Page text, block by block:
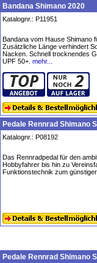
Bandana Shimano 2020
Katalognr.: P11951
Bandana vom Hause Shimano
Zusätzliche Länge verhindert
Nacken. Schnell trocknendes
UPF 50+. mehr...
Pedale Rennrad Shimano
Katalognr.: P08192
Das Rennradpedal für den
Hobbyfahrer bis hin zu
Funktionstechnik zum
Pedale Rennrad Shimano